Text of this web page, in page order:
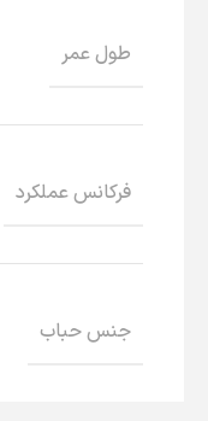
طول عمر
فرکانس عملکرد
جنس حباب